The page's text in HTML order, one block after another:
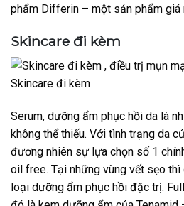
phẩm Differin – một sản phẩm giá
Skincare đi kèm
Skincare đi kèm
Serum, dưỡng ẩm phục hồi da là
không thể thiếu. Với tình trạng da
đương nhiên sự lựa chọn số 1
oil free. Tại những vùng vết sẹo
loại dưỡng ẩm phục hồi đặc trị.